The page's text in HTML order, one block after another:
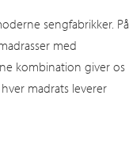
sengfabrikker. På
med
kombination giver os
madrats leverer